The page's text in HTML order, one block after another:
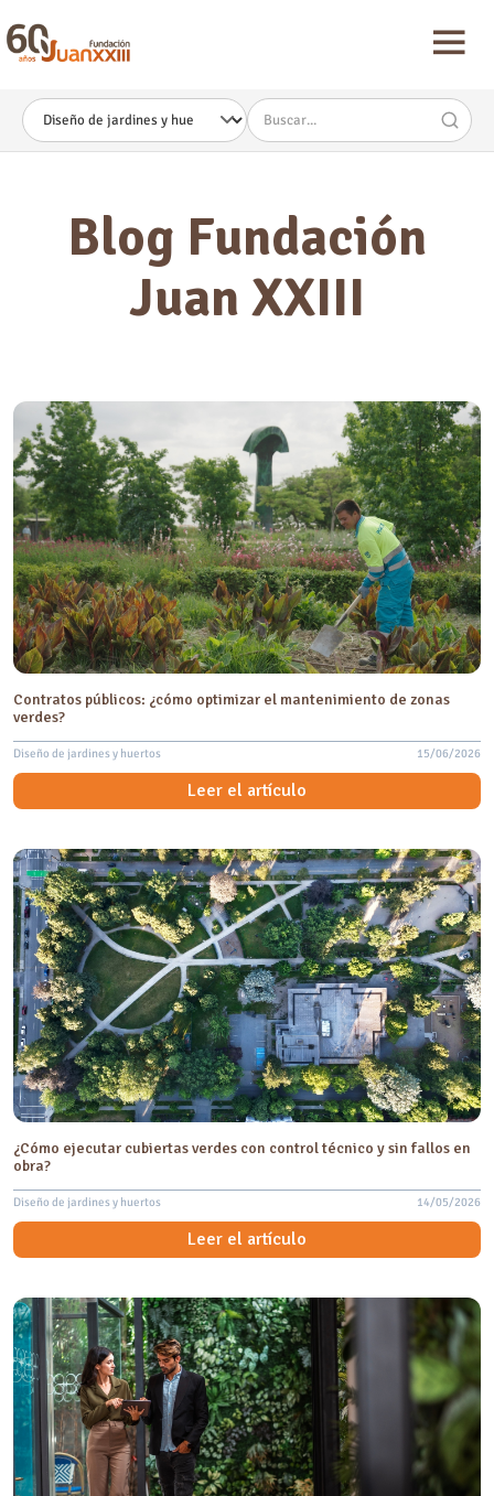
este
sitio
incluye
sistema
Blog Fundación
Juan XXIII
Contratos públicos: ¿cómo optimizar el mantenimiento de zonas
verdes?
Diseño de jardines y huertos 15/06/2026
Leer el artículo
¿Cómo ejecutar cubiertas verdes con control técnico y sin fallos en
obra?
Diseño de jardines y huertos 14/05/2026
Leer el artículo